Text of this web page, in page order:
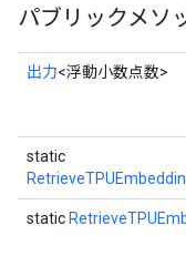
パブリックメソ
出力<浮動小数点数>
static
static